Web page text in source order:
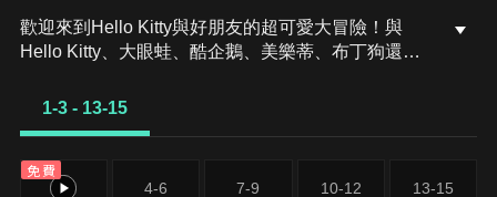
歡迎來到Hello Kitty與好朋友的超可愛大冒險！與
Hello Kitty、大眼蛙、酷企鵝、美樂蒂、布丁狗還有
1-3 - 13-15
免費
1-3 4-6 7-9 10-12 13-15